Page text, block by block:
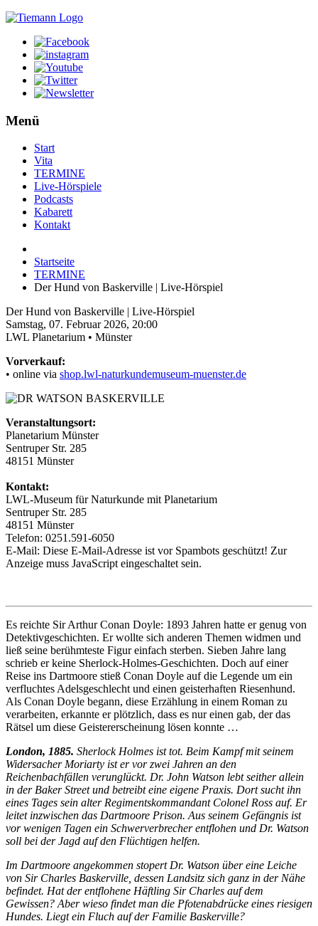
Menü
Start
Vita
TERMINE
Live-Hörspiele
Podcasts
Kabarett
Kontakt
Startseite
TERMINE
Der Hund von Baskerville | Live-Hörspiel
Der Hund von Baskerville | Live-Hörspiel
Samstag, 07. Februar 2026, 20:00
LWL Planetarium • Münster
Vorverkauf:
• online via shop.lwl-naturkundemuseum-muenster.de
Veranstaltungsort:
Planetarium Münster
Sentruper Str. 285
48151 Münster
Kontakt:
LWL-Museum für Naturkunde mit Planetarium
Sentruper Str. 285
48151 Münster
Telefon: 0251.591-6050
E-Mail: Diese E-Mail-Adresse ist vor Spambots geschützt! Zur
Anzeige muss JavaScript eingeschaltet sein.
Es reichte Sir Arthur Conan Doyle: 1893 Jahren hatte er genug von
Detektivgeschichten. Er wollte sich anderen Themen widmen und
ließ seine berühmteste Figur einfach sterben. Sieben Jahre lang
schrieb er keine Sherlock-Holmes-Geschichten. Doch auf einer
Reise ins Dartmoore stieß Conan Doyle auf die Legende um ein
verfluchtes Adelsgeschlecht und einen geisterhaften Riesenhund.
Als Conan Doyle begann, diese Erzählung in einem Roman zu
verarbeiten, erkannte er plötzlich, dass es nur einen gab, der das
Rätsel um diese Geistererscheinung lösen konnte …
London, 1885. Sherlock Holmes ist tot. Beim Kampf mit seinem
Widersacher Moriarty ist er vor zwei Jahren an den
Reichenbachfällen verunglückt. Dr. John Watson lebt seither allein
in der Baker Street und betreibt eine eigene Praxis. Dort sucht ihn
eines Tages sein alter Regimentskommandant Colonel Ross auf. Er
leitet inzwischen das Dartmoore Prison. Aus seinem Gefängnis ist
vor wenigen Tagen ein Schwerverbrecher entflohen und Dr. Watson
soll bei der Jagd auf den Flüchtigen helfen.
Im Dartmoore angekommen stopert Dr. Watson über eine Leiche
von Sir Charles Baskerville, dessen Landsitz sich ganz in der Nähe
befindet. Hat der entflohene Häftling Sir Charles auf dem
Gewissen? Aber wieso findet man die Pfotenabdrücke eines riesigen
Hundes. Liegt ein Fluch auf der Familie Baskerville?